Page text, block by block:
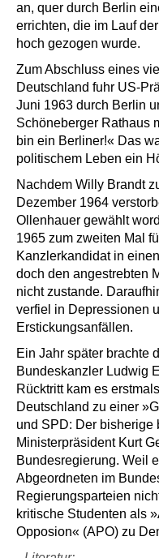
an, quer durch Berlin
errichten, die im Lauf
hoch gezogen wurde.
Zum Abschluss eines
Deutschland fuhr US-
Juni 1963 durch Berlin
Schöneberger Rathaus
bin ein Berliner!« Das
politischem Leben ein
Nachdem Willy Brandt
Dezember 1964
Ollenhauer gewählt
1965 zum zweiten Mal
Kanzlerkandidat in
doch den angestrebten
nicht zustande.
verfiel in Depressionen
Erstickungsanfällen.
Ein Jahr später brachte
Bundeskanzler Ludwig
Rücktritt kam es
Deutschland zu einer
und SPD: Der bisherige
Ministerpräsident Kurt
Bundesregierung. Weil
Abgeordneten im
Regierungsparteien
kritische Studenten als
Opposion« (APO) zu